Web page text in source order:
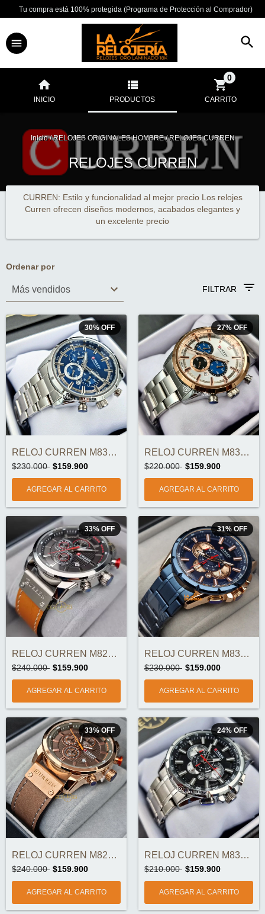
Tu compra está 100% protegida (Programa de Protección al Comprador)
INICIO PRODUCTOS CARRITO
0
Inicio / RELOJES ORIGINALES HOMBRE / RELOJES CURREN
RELOJES CURREN
CURREN: Estilo y funcionalidad al mejor precio Los relojes
Curren ofrecen diseños modernos, acabados elegantes y
un excelente precio
Ordenar por
FILTRAR
30%OFF
RELOJ CURREN M8355-1 CRONOGRAFOS ORIGINA...
$230.000 $159.900
27% OFF
RELOJ CURREN M8355-4 CRONOGRAFOS ORIGINA...
$220.000 $159.900
33% OFF
RELOJ CURREN M8291-6 CRONOGRAFOS ORIGINA...
$240.000 $159.900
31% OFF
RELOJ CURREN M8363-5 CRONOGRAFOS ORIGINA...
$230.000 $159.000
33%OFF
RELOJ CURREN M8291-3 CRONOGRAFOS ORIGINA...
$240.000 $159.900
24% OFF
RELOJ CURREN M8363-1 CRONOGRAFOS ORIGINA...
$210.000 $159.900